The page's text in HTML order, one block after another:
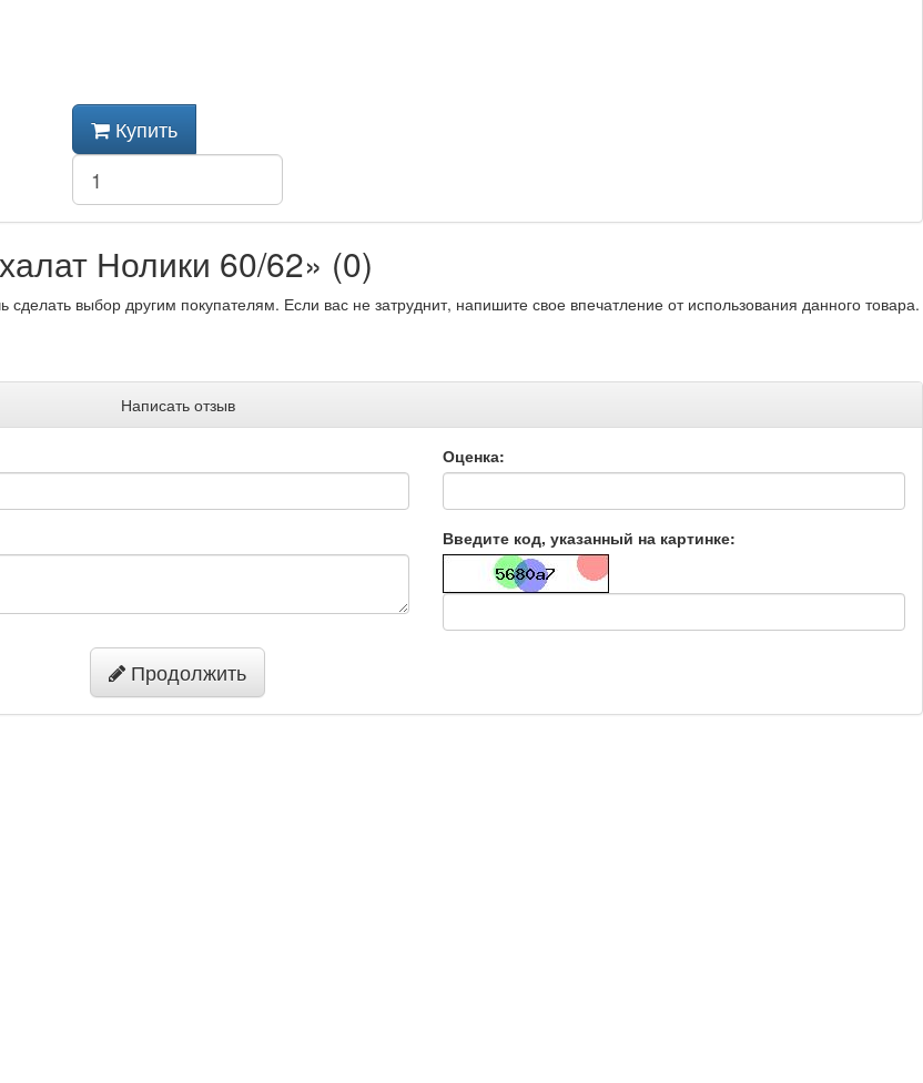
Купить
Нолики 60/62» (0)
выбор другим покупателям. Если вас не затруднит, напишите свое впечатление от использования данного товара.
Написать отзыв
Оценка:
Введите код, указанный на картинке:
Продолжить